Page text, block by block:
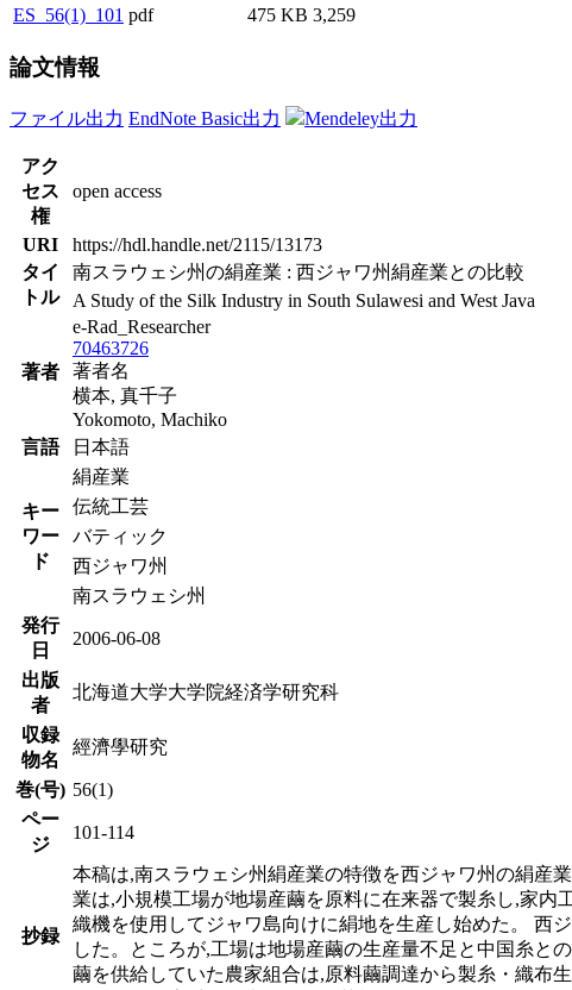
ES_56(1)_101 pdf 475 KB 3,259
論文情報
ファイル出力 EndNote Basic出力 Mendeley出力
アク
セス
権
open access
URI
https://hdl.handle.net/2115/13173
タイ
トル
南スラウェシ州の絹産業 : 西ジャワ州絹産業との比較
A Study of the Silk Industry in South Sulawesi and West Java
著者
e-Rad_Researcher
70463726
著者名
横本, 真千子
Yokomoto, Machiko
言語
日本語
キー
ワー
ド
絹産業
伝統工芸
バティック
西ジャワ州
南スラウェシ州
発行
日
2006-06-08
出版
者
北海道大学大学院経済学研究科
収録
物名
經濟學研究
巻(号) 56(1)
ペー
ジ
101-114
抄録
本稿は,南スラウェシ州絹産業の特徴を西ジャワ州の絹産
業は,小規模工場が地場産繭を原料に在来器で製糸し,家内
織機を使用してジャワ島向けに絹地を生産し始めた。 西
した。ところが,工場は地場産繭の生産量不足と中国糸と
繭を供給していた農家組合は,原料繭調達から製糸・織布